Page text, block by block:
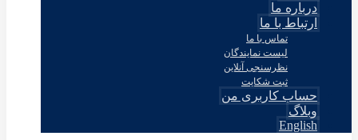
درباره ما
ارتباط با ما
تماس با ما
لیست نمایندگان
نظرسنجی آنلاین
ثبت شکایت
حساب کاربری من
وبلاگ
English